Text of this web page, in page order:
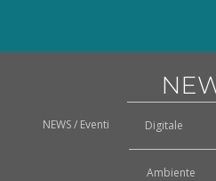
NEWS / Eventi Digitale
Ambiente